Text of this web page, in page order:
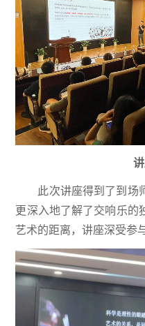
此次讲座得到了到场
更深入地了解了交响乐的
艺术的距离，讲座深受参